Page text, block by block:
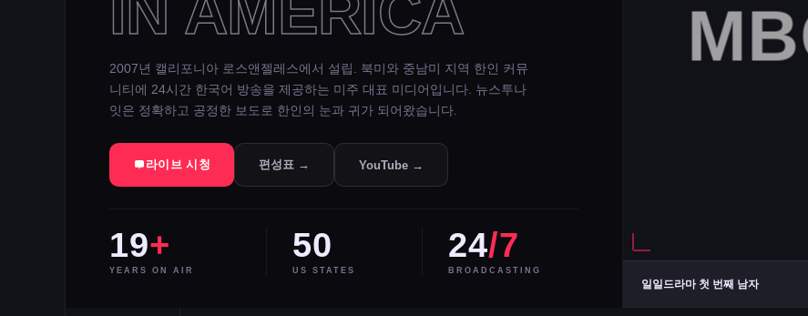
2007년 캘리포니아 로스앤젤레스에서 설립. 북미와 중남미 지역 한인 커뮤
니티에 24시간 한국어 방송을 제공하는 미주 대표 미디어입니다. 뉴스투나
잇은 정확하고 공정한 보도로 한인의 눈과 귀가 되어왔습니다.
라이브 시청 편성표 → YouTube →
19+
YEARS ON AIR
50
US STATES
24/7
BROADCASTING
일일드라마 첫 번째 남자